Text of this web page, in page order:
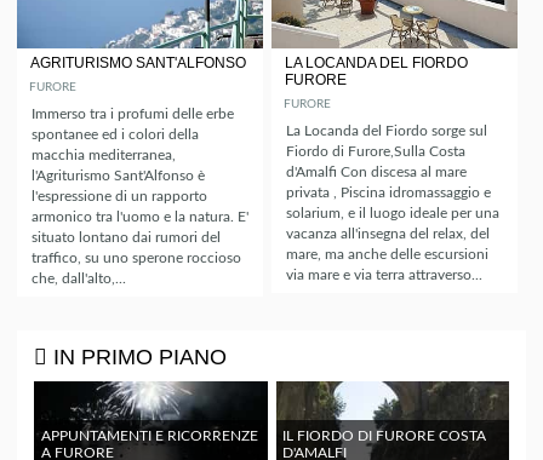
AGRITURISMO SANT'ALFONSO
FURORE
Immerso tra i profumi delle erbe
spontanee ed i colori della
macchia mediterranea,
l'Agriturismo Sant'Alfonso è
l'espressione di un rapporto
armonico tra l'uomo e la natura. E'
situato lontano dai rumori del
traffico, su uno sperone roccioso
che, dall'alto,...
LA LOCANDA DEL FIORDO
FURORE
FURORE
La Locanda del Fiordo sorge sul
Fiordo di Furore,Sulla Costa
d'Amalfi Con discesa al mare
privata , Piscina idromassaggio e
solarium, e il luogo ideale per una
vacanza all'insegna del relax, del
mare, ma anche delle escursioni
via mare e via terra attraverso...
IN PRIMO PIANO
APPUNTAMENTI E RICORRENZE
A FURORE
IL FIORDO DI FURORE COSTA
D'AMALFI